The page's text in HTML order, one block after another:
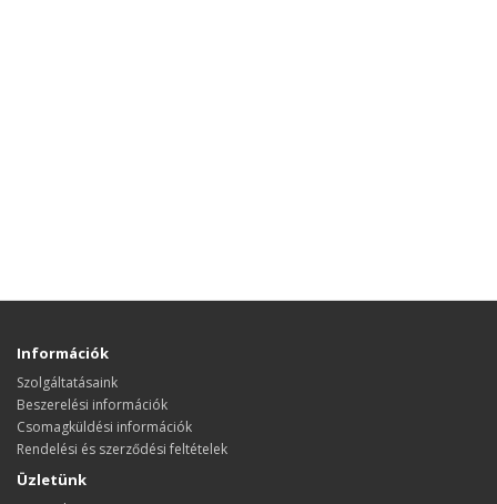
Információk
Szolgáltatásaink
Beszerelési információk
Csomagküldési információk
Rendelési és szerződési feltételek
Üzletünk